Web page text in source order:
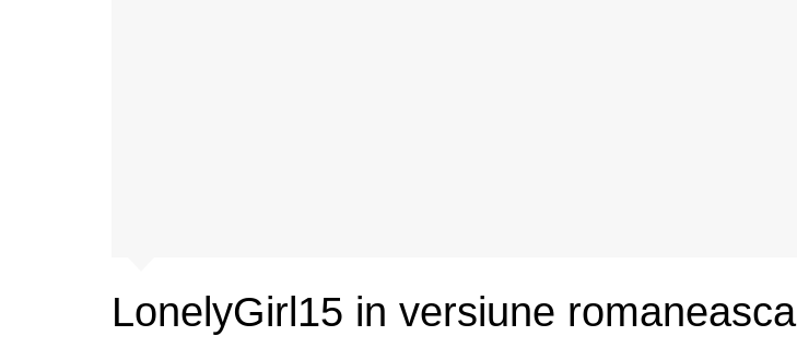
LonelyGirl15 in versiune romaneasca